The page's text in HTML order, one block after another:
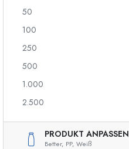
Airless Dispenser
Ginflaschen
Weihnachtsflaschen
Dekorative Flaschen
50
100
250
500
1.000
2.500
PRODUKT ANPASSEN
Better, PP, Weiß